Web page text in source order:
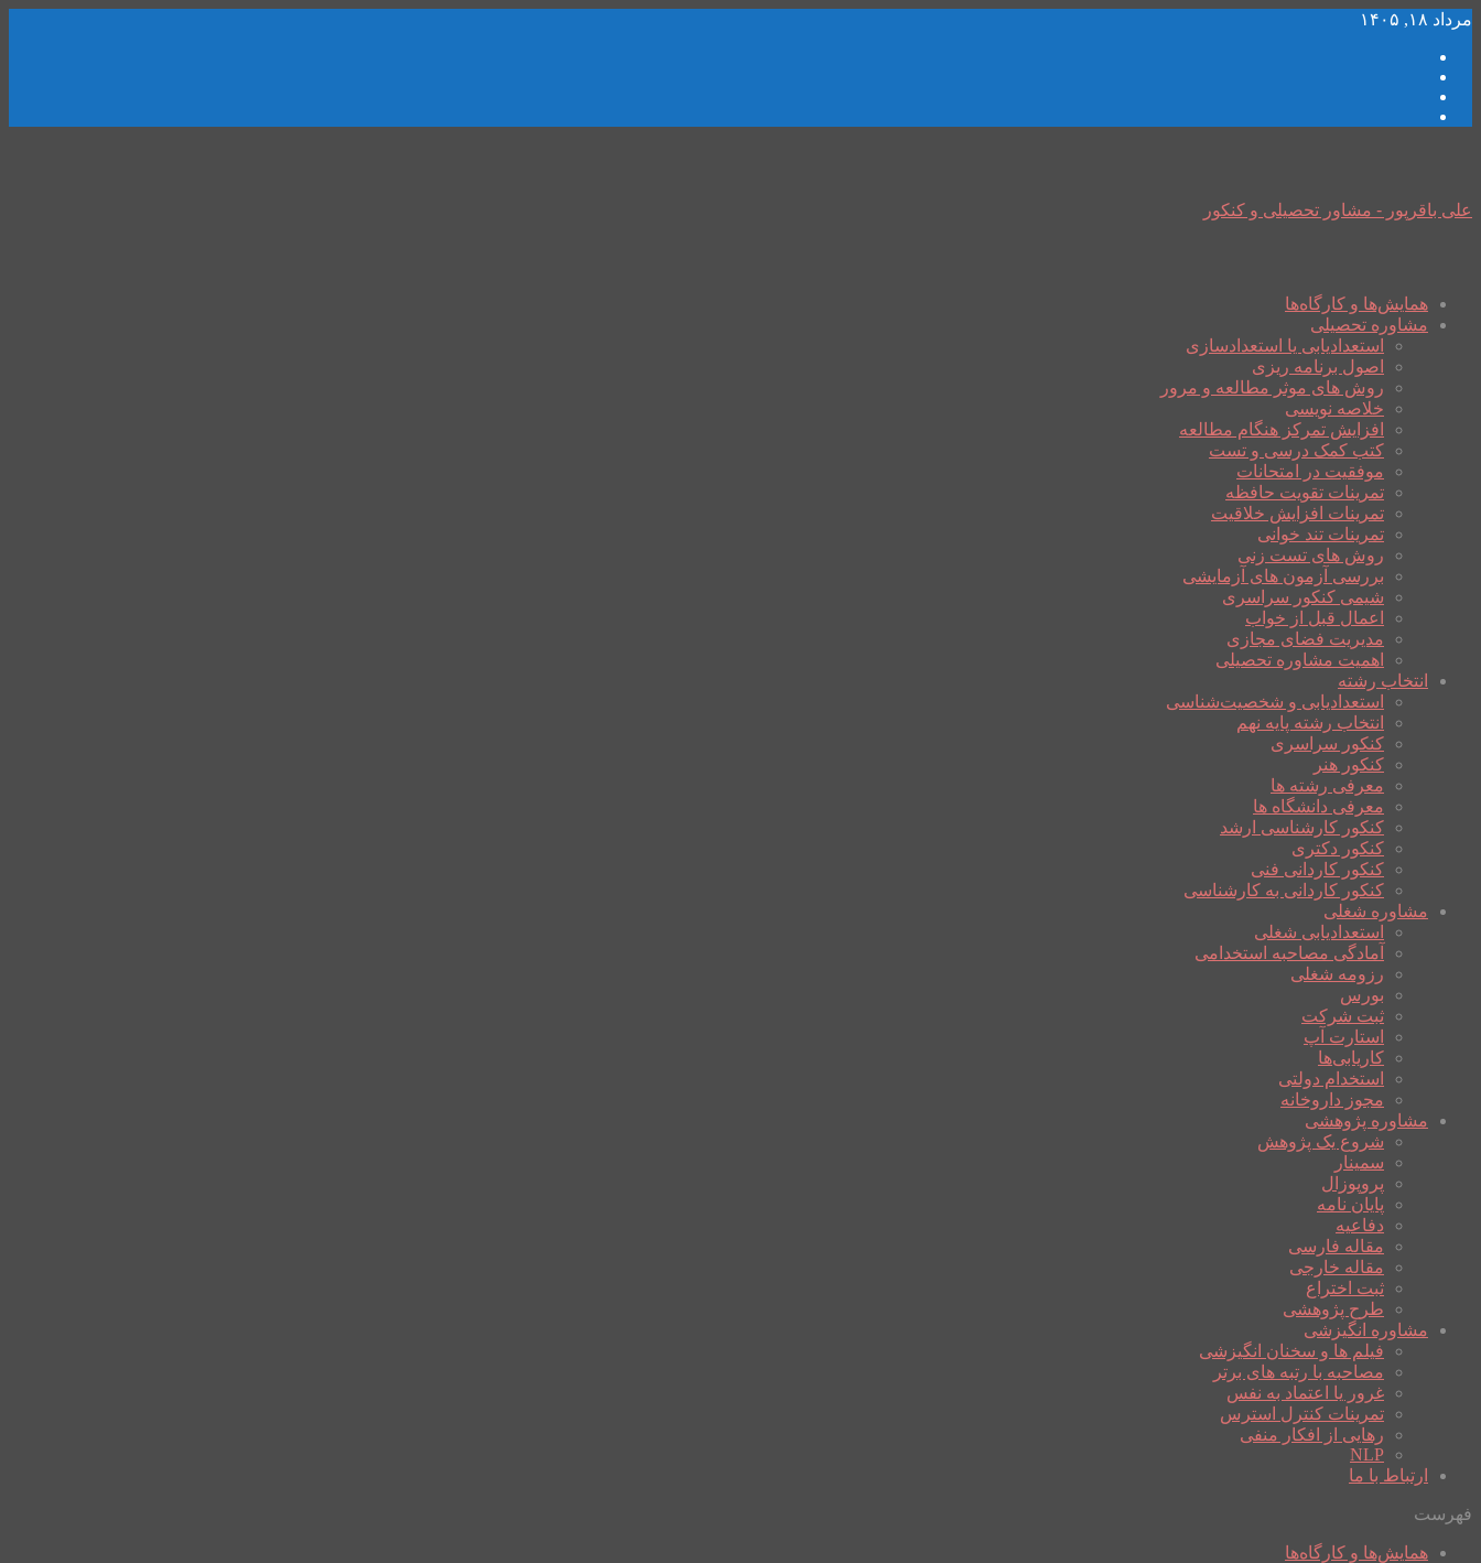
مرداد ۱۸, ۱۴۰۵
علی باقرپور - مشاور تحصیلی و کنکور
همایش‌ها و کارگاه‌ها
مشاوره تحصیلی
استعدادیابی یا استعدادسازی
اصول برنامه ریزی
روش های موثر مطالعه و مرور
خلاصه نویسی
افزایش تمرکز هنگام مطالعه
کتب کمک درسی و تست
موفقیت در امتحانات
تمرینات تقویت حافظه
تمرینات افزایش خلاقیت
تمرینات تند خوانی
روش های تست زنی
بررسی آزمون های آزمایشی
شیمی کنکور سراسری
اعمال قبل از خواب
مدیریت فضای مجازی
اهمیت مشاوره تحصیلی
انتخاب رشته
استعدادیابی و شخصیت‌شناسی
انتخاب رشته پایه نهم
کنکور سراسری
کنکور هنر
معرفی رشته ها
معرفی دانشگاه ها
کنکور کارشناسی ارشد
کنکور دکتری
کنکور کاردانی فنی
کنکور کاردانی به کارشناسی
مشاوره شغلی
استعدادیابی شغلی
آمادگی مصاحبه استخدامی
رزومه شغلی
بورس
ثبت شرکت
استارت آپ
کاریابی‌ها
استخدام دولتی
مجوز داروخانه
مشاوره پژوهشی
شروع یک پژوهش
سمینار
پروپوزال
پایان نامه
دفاعیه
مقاله فارسی
مقاله خارجی
ثبت اختراع
طرح پژوهشی
مشاوره انگیزشی
فیلم ها و سخنان انگیزشی
مصاحبه با رتبه های برتر
غرور یا اعتماد به نفس
تمرینات کنترل استرس
رهایی از افکار منفی
NLP
ارتباط با ما
فهرست
همایش‌ها و کارگاه‌ها